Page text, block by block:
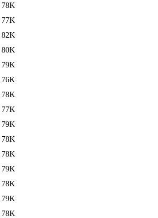
78K
77K
82K
80K
79K
76K
78K
77K
79K
78K
78K
79K
78K
79K
78K